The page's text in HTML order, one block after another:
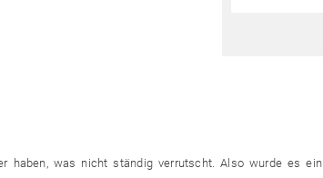
haben, was nicht ständig verrutscht. Also wurde es ein